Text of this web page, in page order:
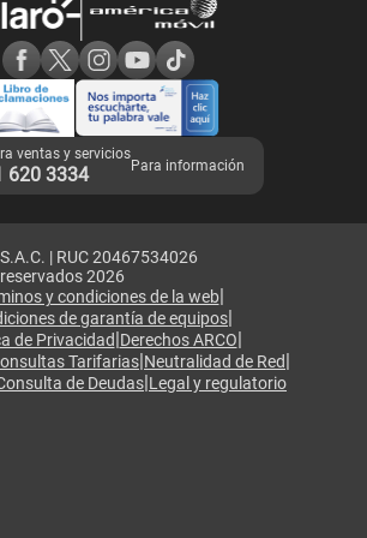
6, 6S y SE
de Tienda Claro
ventas y servicios
620 3334 Para información
| RUC 20467534026
2026
y condiciones de la web|
de garantía de equipos|
de Privacidad|Derechos ARCO|
Tarifarias|Neutralidad de Red|
de Deudas|Legal y regulatorio